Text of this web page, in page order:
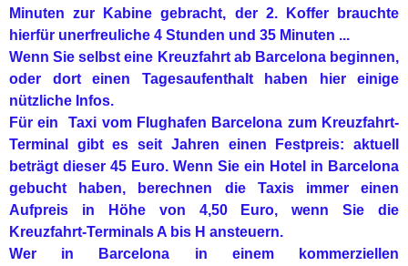
Minuten zur Kabine gebracht, der 2. Koffer brauchte
hierfür unerfreuliche 4 Stunden und 35 Minuten ...
Wenn Sie selbst eine Kreuzfahrt ab Barcelona beginnen,
oder dort einen Tagesaufenthalt haben hier einige
nützliche Infos.
Für ein Taxi vom Flughafen Barcelona zum Kreuzfahrt-
Terminal gibt es seit Jahren einen Festpreis: aktuell
beträgt dieser 45 Euro. Wenn Sie ein Hotel in Barcelona
gebucht haben, berechnen die Taxis immer einen
Aufpreis in Höhe von 4,50 Euro, wenn Sie die
Kreuzfahrt-Terminals A bis H ansteuern.
Wer in Barcelona in einem kommerziellen